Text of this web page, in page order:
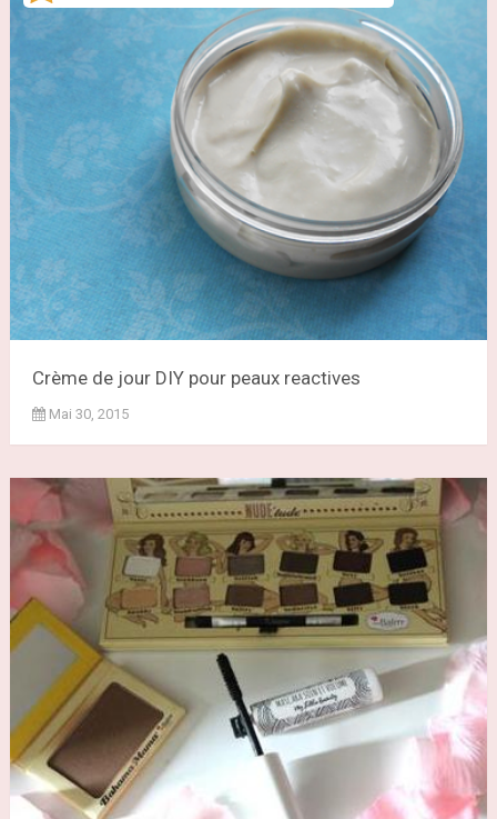
Crème de jour DIY pour peaux reactives
Mai 30, 2015